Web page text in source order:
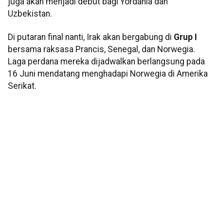
Uzbekistan.
Di putaran final nanti, Irak akan bergabung di Grup I
bersama raksasa Prancis, Senegal, dan Norwegia.
Laga perdana mereka dijadwalkan berlangsung pada
16 Juni mendatang menghadapi Norwegia di Amerika
Serikat.